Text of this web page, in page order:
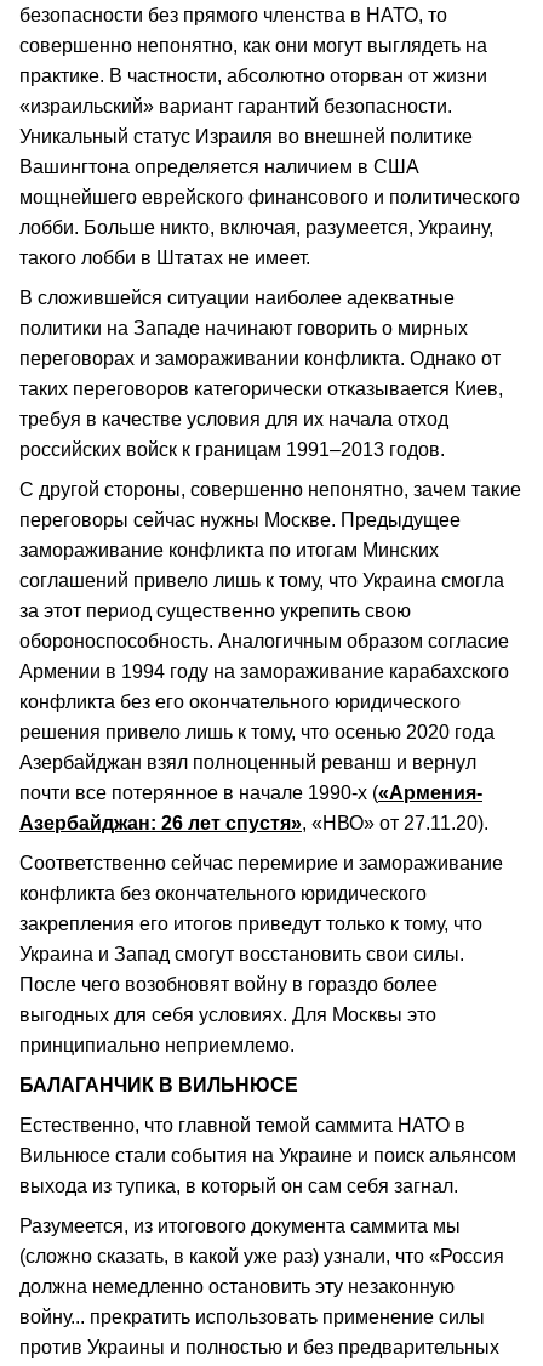
безопасности без прямого членства в НАТО, то
совершенно непонятно, как они могут выглядеть на
практике. В частности, абсолютно оторван от жизни
«израильский» вариант гарантий безопасности.
Уникальный статус Израиля во внешней политике
Вашингтона определяется наличием в США
мощнейшего еврейского финансового и политического
лобби. Больше никто, включая, разумеется, Украину,
такого лобби в Штатах не имеет.
В сложившейся ситуации наиболее адекватные
политики на Западе начинают говорить о мирных
переговорах и замораживании конфликта. Однако от
таких переговоров категорически отказывается Киев,
требуя в качестве условия для их начала отход
российских войск к границам 1991–2013 годов.
С другой стороны, совершенно непонятно, зачем такие
переговоры сейчас нужны Москве. Предыдущее
замораживание конфликта по итогам Минских
соглашений привело лишь к тому, что Украина смогла
за этот период существенно укрепить свою
обороноспособность. Аналогичным образом согласие
Армении в 1994 году на замораживание карабахского
конфликта без его окончательного юридического
решения привело лишь к тому, что осенью 2020 года
Азербайджан взял полноценный реванш и вернул
почти все потерянное в начале 1990-х («Армения-
Азербайджан: 26 лет спустя», «НВО» от 27.11.20).
Соответственно сейчас перемирие и замораживание
конфликта без окончательного юридического
закрепления его итогов приведут только к тому, что
Украина и Запад смогут восстановить свои силы.
После чего возобновят войну в гораздо более
выгодных для себя условиях. Для Москвы это
принципиально неприемлемо.
БАЛАГАНЧИК В ВИЛЬНЮСЕ
Естественно, что главной темой саммита НАТО в
Вильнюсе стали события на Украине и поиск альянсом
выхода из тупика, в который он сам себя загнал.
Разумеется, из итогового документа саммита мы
(сложно сказать, в какой уже раз) узнали, что «Россия
должна немедленно остановить эту незаконную
войну... прекратить использовать применение силы
против Украины и полностью и без предварительных